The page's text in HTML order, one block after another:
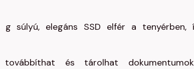
súlyú, elegáns SSD elfér a tenyérben,
továbbíthat és tárolhat